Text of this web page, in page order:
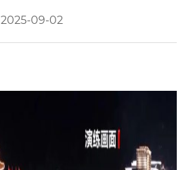
2025-09-02